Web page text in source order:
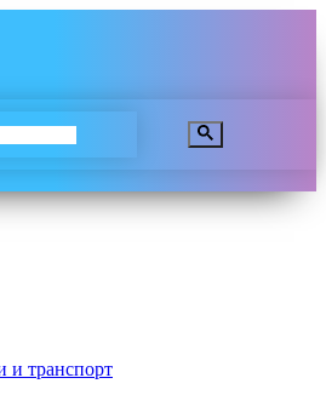
и транспорт